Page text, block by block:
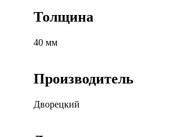
Толщина
40 мм
Производитель
Дворецкий